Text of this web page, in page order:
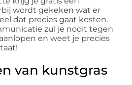
wordt gekeken wat er
dat precies gaat kosten.
zul je nooit tegen
en weet je precies
van kunstgras